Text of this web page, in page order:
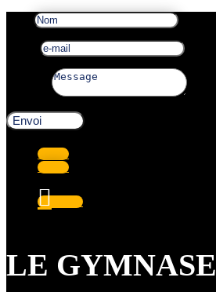
Envoi
Suivre
Suivre
Suivre
LE GYMNASE